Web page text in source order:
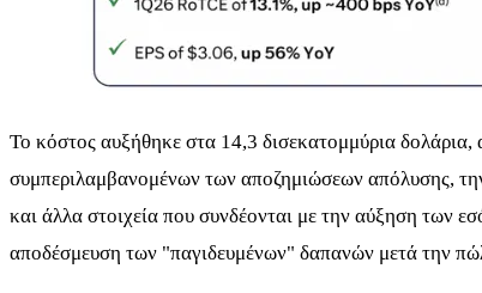
Το κόστος αυξήθηκε στα 14,3 δισεκατομμύρια
συμπεριλαμβανομένων των αποζημιώσεων απόλυσης,
και άλλα στοιχεία που συνδέονται με την αύξηση των
αποδέσμευση των "παγιδευμένων" δαπανών μετά την